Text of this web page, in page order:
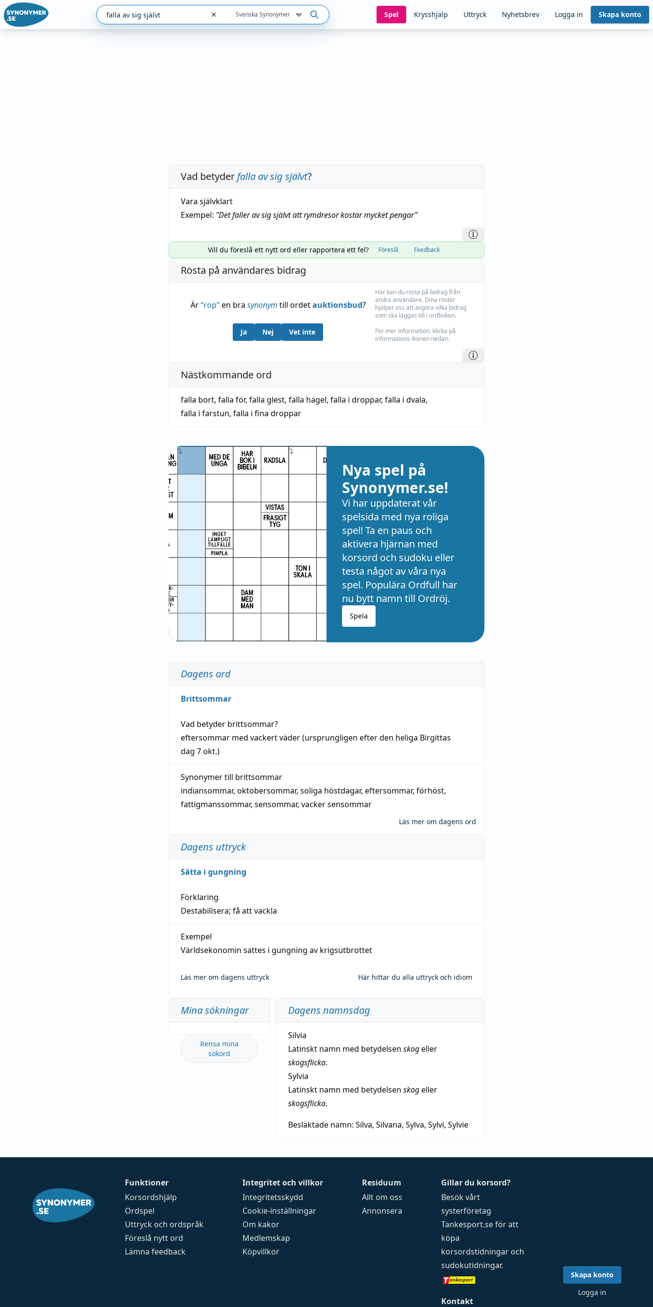
Svenska Synonymer Spel Krysshjälp Uttryck Nyhetsbrev Logga in Skapa konto
Vad betyder falla av sig självt?
Vara självklart
Exempel: "Det faller av sig självt att rymdresor kostar mycket pengar"
Vill du föreslå ett nytt ord eller rapportera ett fel? Föreslå Feedback
Rösta på användares bidrag
Är“rop”en bra synonym till ordetauktionsbud?
Ja Nej Vet inte
Här kan du rösta på bidrag från
andra användare. Dina röster
hjälper oss att avgöra vilka bidrag
som ska läggas till i ordboken.
För mer information, klicka på
informations-ikonen nedan.
Nästkommande ord
falla bort, falla för, falla glest, falla hagel, falla i droppar, falla i dvala,
falla i farstun, falla i fina droppar
Nya spel på
Synonymer.se!
Vi har uppdaterat vår
spelsida med nya roliga
spel! Ta en paus och
aktivera hjärnan med
korsord och sudoku eller
testa något av våra nya
spel. Populära Ordfull har
nu bytt namn till Ordröj.
Spela
Dagens ord
Brittsommar
Vad betyder brittsommar?
eftersommar med vackertväder(ursprungligen efter den heliga Birgittas
dag 7 okt.)
Synonymer till brittsommar
indiansommar, oktobersommar, soliga höstdagar, eftersommar, förhöst,
fattigmanssommar, sensommar, vacker sensommar
Läs mer om dagens ord
Dagens uttryck
Sätta i gungning
Förklaring
Destabilisera; få att vackla
Exempel
Världsekonomin sattes i gungning av krigsutbrottet
Läs mer om dagens uttryck Här hittar du alla uttryck och idiom
Mina sökningar
Rensa mina
sökord
Dagens namnsdag
Silvia
Latinskt namn med betydelsen skogeller
skogsflicka.
Sylvia
Latinskt namn med betydelsen skogeller
skogsflicka.
Besläktade namn: Silva, Silvana, Sylva, Sylvi, Sylvie
Funktioner
Korsordshjälp
Ordspel
Uttryck och ordspråk
Föreslå nytt ord
Lämna feedback
Integritet och villkor
Integritetsskydd
Cookie-inställningar
Om kakor
Medlemskap
Köpvillkor
Residuum
Allt om oss
Annonsera
Gillar du korsord?
Besök vårt
systerföretag
Tankesport.seför att
köpa
korsordstidningar och
sudokutidningar.
Kontakt
Skapa konto
Logga in